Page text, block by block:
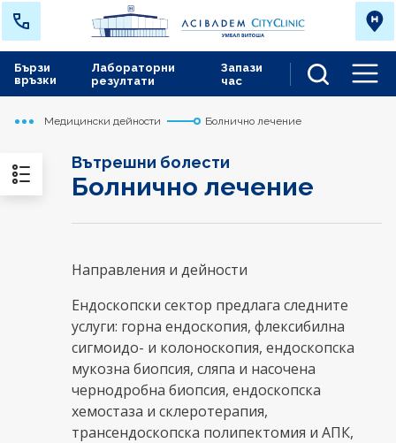
Лабораторни
резултати
Запази
час
Бързи
връзки
Начало
Сърдечно съдов център
Медицински дейности Болнично лечение
Вътрешни болести
Болнично лечение
Направления и дейности
Ендоскопски сектор предлага следните
услуги: горна ендоскопия, флексибилна
сигмоидо- и колоноскопия, ендоскопска
мукозна биопсия, сляпа и насочена
чернодробна биопсия, ендоскопска
хемостаза и склеротерапия,
трансендоскопска полипектомия и АПК,